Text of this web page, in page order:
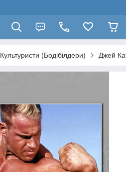
Культуристи (Бодібілдери) Джей